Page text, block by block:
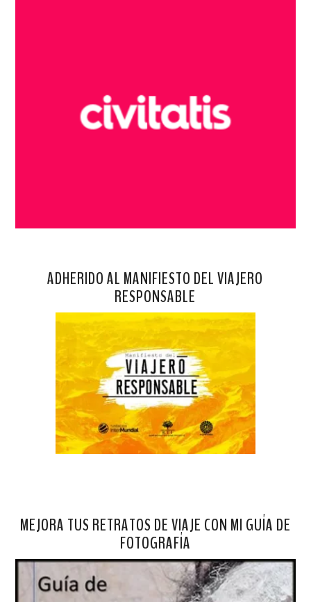
ADHERIDO AL MANIFIESTO DEL VIAJERO
RESPONSABLE
MEJORA TUS RETRATOS DE VIAJE CON MI GUÍA DE
FOTOGRAFÍA